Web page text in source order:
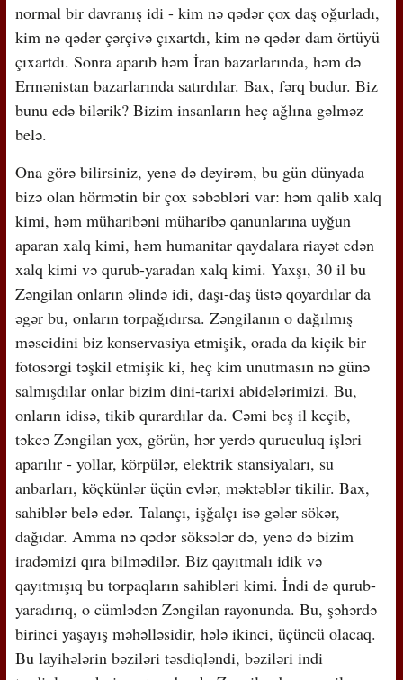
normal bir davranış idi - kim nə qədər çox daş oğurladı,
kim nə qədər çərçivə çıxartdı, kim nə qədər dam örtüyü
çıxartdı. Sonra aparıb həm İran bazarlarında, həm də
Ermənistan bazarlarında satırdılar. Bax, fərq budur. Biz
bunu edə bilərik? Bizim insanların heç ağlına gəlməz
belə.
Ona görə bilirsiniz, yenə də deyirəm, bu gün dünyada
bizə olan hörmətin bir çox səbəbləri var: həm qalib xalq
kimi, həm müharibəni müharibə qanunlarına uyğun
aparan xalq kimi, həm humanitar qaydalara riayət edən
xalq kimi və qurub-yaradan xalq kimi. Yaxşı, 30 il bu
Zəngilan onların əlində idi, daşı-daş üstə qoyardılar da
əgər bu, onların torpağıdırsa. Zəngilanın o dağılmış
məscidini biz konservasiya etmişik, orada da kiçik bir
fotosərgi təşkil etmişik ki, heç kim unutmasın nə günə
salmışdılar onlar bizim dini-tarixi abidələrimizi. Bu,
onların idisə, tikib qurardılar da. Cəmi beş il keçib,
təkcə Zəngilan yox, görün, hər yerdə quruculuq işləri
aparılır - yollar, körpülər, elektrik stansiyaları, su
anbarları, köçkünlər üçün evlər, məktəblər tikilir. Bax,
sahiblər belə edər. Talançı, işğalçı isə gələr sökər,
dağıdar. Amma nə qədər söksələr də, yenə də bizim
iradəmizi qıra bilmədilər. Biz qayıtmalı idik və
qayıtmışıq bu torpaqların sahibləri kimi. İndi də qurub-
yaradırıq, o cümlədən Zəngilan rayonunda. Bu, şəhərdə
birinci yaşayış məhəlləsidir, hələ ikinci, üçüncü olacaq.
Bu layihələrin bəziləri təsdiqləndi, bəziləri indi